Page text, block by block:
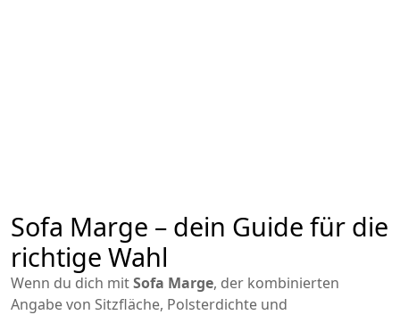
Sofa Marge – dein Guide für die
richtige Wahl
Wenn du dich mitSofa Marge, der kombinierten
Angabe von Sitzfläche, Polsterdichte und